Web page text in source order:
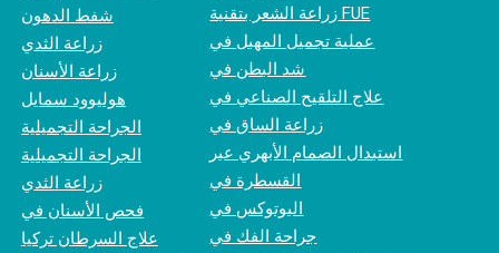
شفط الدهون
زراعة الثدي
زراعة الأسنان
هوليوود سمايل
الجراحة التجميلية
الجراحة التجميلية
زراعة الثدي
فحص الأسنان في
علاج السرطان تركيا
زراعة الشعر بتقنية FUE
عملية تجميل المهبل في
شد البطن في
علاج التلقيح الصناعي في
زراعة الساق في
استبدال الصمام الأبهري عبر
القسطرة في
البوتوكس في
جراحة الفك في